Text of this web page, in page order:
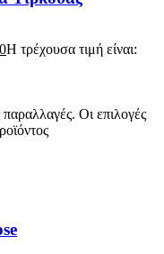
Η τρέχουσα τιμή είναι:
Οι επιλογές